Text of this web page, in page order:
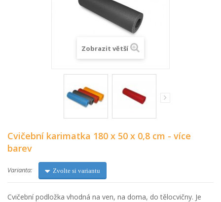
Zobrazit větší
Cvičební karimatka 180 x 50 x 0,8 cm - více
barev
Varianta: Zvolte si variantu
Cvičební podložka vhodná na ven, na doma, do tělocvičny. Je